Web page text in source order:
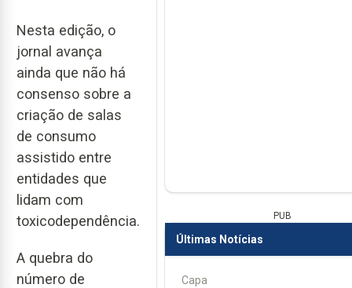
Nesta edição, o
jornal avança
ainda que não há
consenso sobre a
criação de salas
de consumo
assistido entre
entidades que
lidam com
toxicodependência.
A quebra do
número de
PUB
Últimas Notícias
Capa